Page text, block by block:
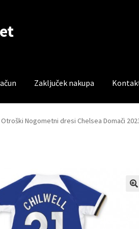
Zaključek nakupa
Trgovina Zaključek nakupa
Otroški Nogometni dresi Chelsea Domači